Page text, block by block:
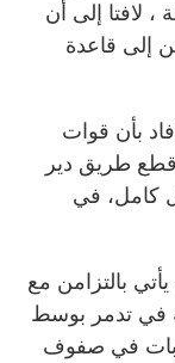
لافتا إلى أن
إلى قاعدة
بأن قوات
طريق دير
كامل، في
بالتزامن مع
في تدمر بوسط
في صفوف